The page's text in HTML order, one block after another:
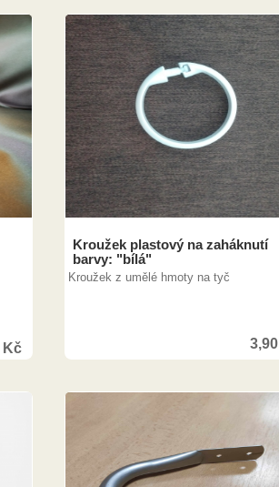
Kč
Kroužek plastový na zaháknutí
barvy: "bílá"
Kroužek z umělé hmoty na tyč
3,90